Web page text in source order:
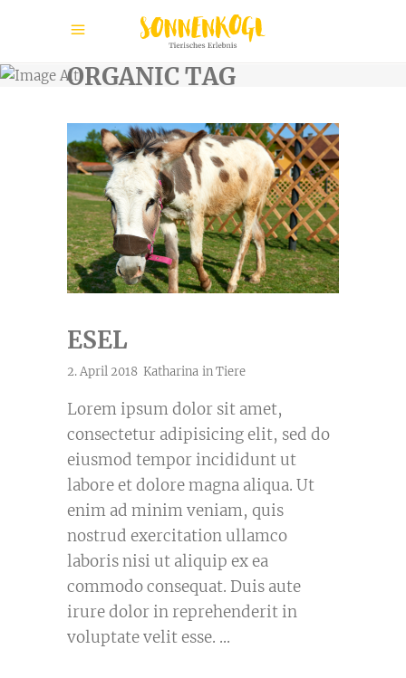
ORGANIC TAG
ESEL
2. April 2018 Katharina inTiere
Lorem ipsum dolor sit amet,
consectetur adipisicing elit, sed do
eiusmod tempor incididunt ut
labore et dolore magna aliqua. Ut
enim ad minim veniam, quis
nostrud exercitation ullamco
laboris nisi ut aliquip ex ea
commodo consequat. Duis aute
irure dolor in reprehenderit in
voluptate velit esse.